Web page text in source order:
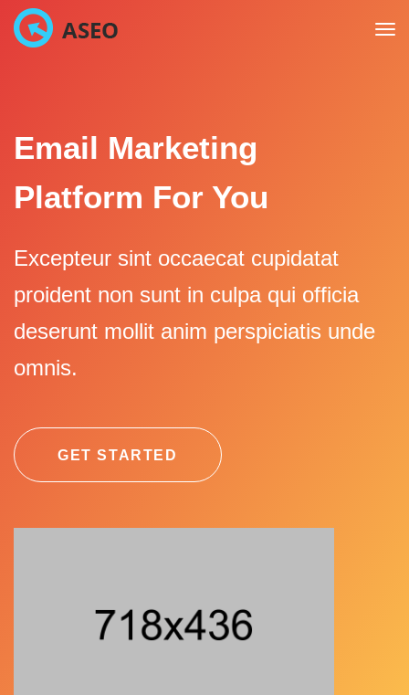
Email Marketing
Platform For You
Excepteur sint occaecat cupidatat
proident non sunt in culpa qui officia
deserunt mollit anim perspiciatis unde
omnis.
GET STARTED